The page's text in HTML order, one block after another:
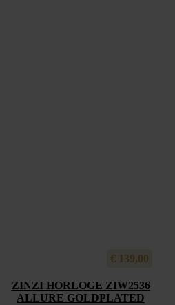
€ 139,00
ZINZI HORLOGE ZIW2536
ALLURE GOLDPLATED